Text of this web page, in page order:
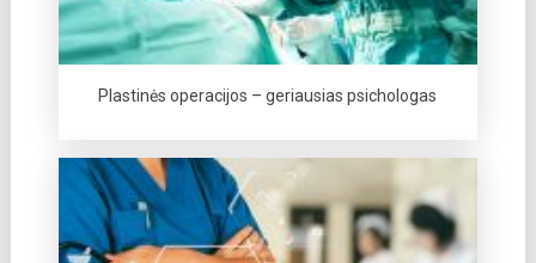
Plastinės operacijos – geriausias psichologas